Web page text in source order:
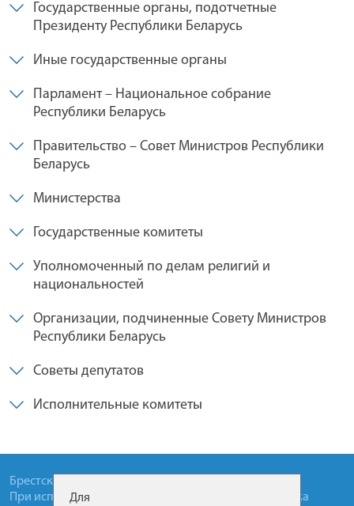
Государственные органы, подотчетные
Президенту Республики Беларусь
Иные государственные органы
Парламент – Национальное собрание
Республики Беларусь
Правительство – Совет Министров Республики
Беларусь
Министерства
Государственные комитеты
Уполномоченный по делам религий и
национальностей
Организации, подчиненные Совету Министров
Республики Беларусь
Советы депутатов
Исполнительные комитеты
Брестский областной исполнительный комитет
При использовании материалов сайта, прямая ссылка
Для